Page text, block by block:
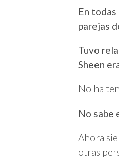
En todas
parejas
Tuvo
Sheen
No ha
No sabe
Ahora
otras